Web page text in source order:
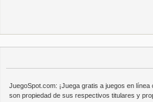
JuegoSpot.com: ¡Juega gratis a juegos en
son propiedad de sus respectivos titulares y